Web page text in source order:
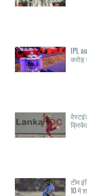
IPL
करोड़
टीम
10 में